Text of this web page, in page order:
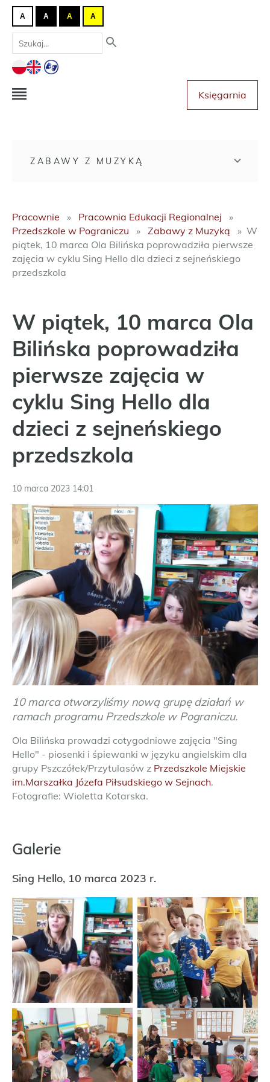
A A A A
Księgarnia
ZABAWY Z MUZYKĄ
Pracownie
Pracownia Edukacji Regionalnej
Przedszkole w Pograniczu
Zabawy z Muzyką
W
piątek, 10 marca Ola Bilińska poprowadziła pierwsze
zajęcia w cyklu Sing Hello dla dzieci z sejneńskiego
przedszkola
W piątek, 10 marca Ola
Bilińska poprowadziła
pierwsze zajęcia w
cyklu Sing Hello dla
dzieci z sejneńskiego
przedszkola
10 marca 2023 14:01
10 marca otworzyliśmy nową grupę działań w
ramach programu Przedszkole w Pograniczu.
Ola Bilińska prowadzi cotygodniowe zajęcia "Sing
Hello" - piosenki i śpiewanki w języku angielskim dla
grupy Pszczółek/Przytulasów z Przedszkole Miejskie
im.Marszałka Józefa Piłsudskiego w Sejnach.
Fotografie: Wioletta Kotarska.
Galerie
Sing Hello, 10 marca 2023 r.